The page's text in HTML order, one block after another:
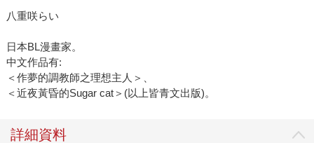
八重咲らい
日本BL漫畫家。
中文作品有:
＜作夢的調教師之理想主人＞、
＜近夜黃昏的Sugar cat＞(以上皆青文出版)。
詳細資料